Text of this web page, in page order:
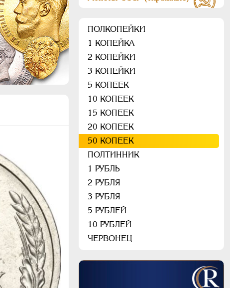
ПОЛКОПЕЙКИ
1 КОПЕЙКА
2 КОПЕЙКИ
3 КОПЕЙКИ
5 КОПЕЕК
10 КОПЕЕК
15 КОПЕЕК
20 КОПЕЕК
50 КОПЕЕК
ПОЛТИННИК
1 РУБЛЬ
2 РУБЛЯ
3 РУБЛЯ
5 РУБЛЕЙ
10 РУБЛЕЙ
ЧЕРВОНЕЦ